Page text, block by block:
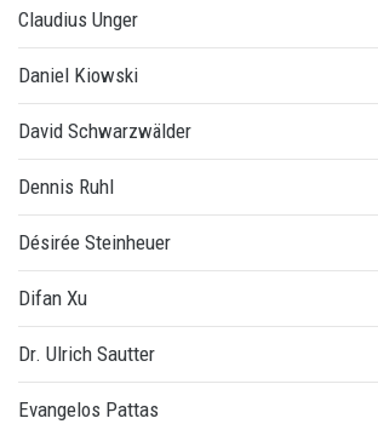
Claudius Unger
Daniel Kiowski
David Schwarzwälder
Dennis Ruhl
Désirée Steinheuer
Difan Xu
Dr. Ulrich Sautter
Evangelos Pattas